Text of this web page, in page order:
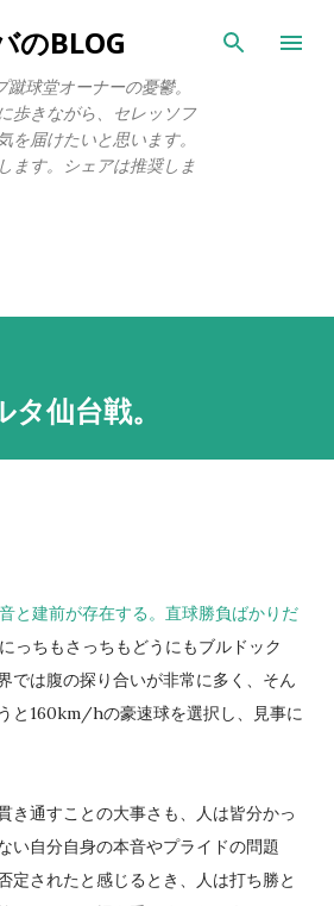
メイン コンテンツに移動
のBLOG
球堂オーナーの憂鬱。
歩きながら、セレッソフ
を届けたいと思います。
ます。シェアは推奨しま
仙台戦。
と建前が存在する。直球勝負ばかりだ
っちもさっちもどうにもブルドック
では腹の探り合いが非常に多く、そん
と160km/hの豪速球を選択し、見事に
き通すことの大事さも、人は皆分かっ
い自分自身の本音やプライドの問題
定されたと感じるとき、人は打ち勝と